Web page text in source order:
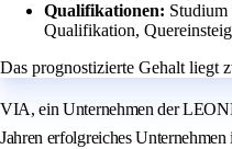
Qualifikationen: Studium
Qualifikation,
Das prognostizierte Gehalt liegt
VIA, ein Unternehmen der
Jahren erfolgreiches